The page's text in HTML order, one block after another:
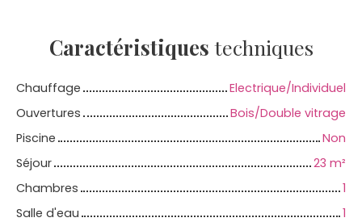
Caractéristiques techniques
Chauffage
Electrique/Individuel
Ouvertures
Bois/Double vitrage
Piscine
Non
Séjour
23 m²
Chambres
1
Salle d'eau
1